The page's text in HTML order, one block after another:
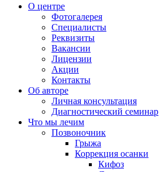
О центре
Фотогалерея
Специалисты
Реквизиты
Вакансии
Лицензии
Акции
Контакты
Об авторе
Личная консультация
Диагностический семинар
Что мы лечим
Позвоночник
Грыжа
Коррекция осанки
Кифоз